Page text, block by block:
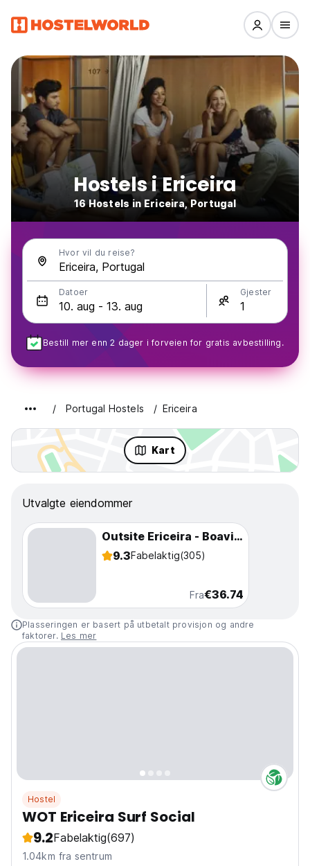
Hostels i Ericeira
16 Hostels in Ericeira, Portugal
Hvor vil du reise?
Datoer Gjester
Bestill mer enn 2 dager i forveien for gratis avbestilling.
Portugal Hostels Ericeira
Kart
Utvalgte eiendommer
Outsite Ericeira - Boavista
9.3Fabelaktig(305)
Fra€36.74
Plasseringen er basert på utbetalt provisjon og andre
faktorer. Les mer
Hostel
WOT Ericeira Surf Social
9.2Fabelaktig(697)
1.04km fra sentrum